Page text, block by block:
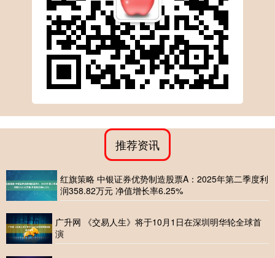
推荐资讯
红旗策略 中银证券优势制造股票A：2025年第二季度利
润358.82万元 净值增长率6.25%
广升网 《交易人生》将于10月1日在深圳明华轮全球首
演